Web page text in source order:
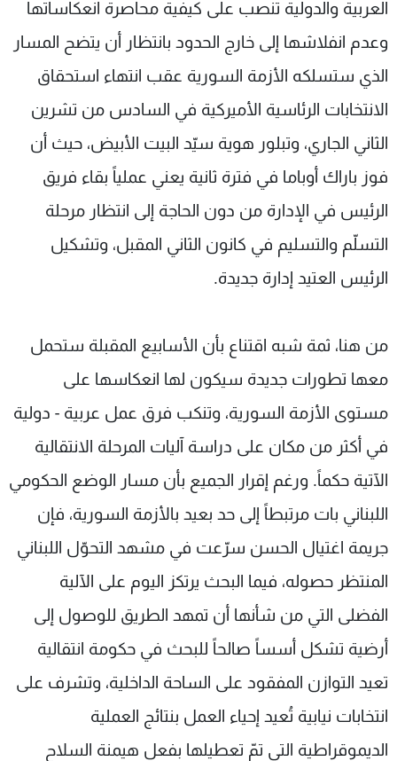
العربية والدولية تنصب على كيفية محاصرة انعكاساتها
وعدم انفلاشها إلى خارج الحدود بانتظار أن يتضح المسار
الذي ستسلكه الأزمة السورية عقب انتهاء استحقاق
الانتخابات الرئاسية الأميركية في السادس من تشرين
الثاني الجاري، وتبلور هوية سيّد البيت الأبيض، حيث أن
فوز باراك أوباما في فترة ثانية يعني عملياً بقاء فريق
الرئيس في الإدارة من دون الحاجة إلى انتظار مرحلة
التسلّم والتسليم في كانون الثاني المقبل، وتشكيل
الرئيس العتيد إدارة جديدة.
من هنا، ثمة شبه اقتناع بأن الأسابيع المقبلة ستحمل
معها تطورات جديدة سيكون لها انعكاسها على
مستوى الأزمة السورية، وتنكب فرق عمل عربية - دولية
في أكثر من مكان على دراسة آليات المرحلة الانتقالية
الآتية حكماً. ورغم إقرار الجميع بأن مسار الوضع الحكومي
اللبناني بات مرتبطاً إلى حد بعيد بالأزمة السورية، فإن
جريمة اغتيال الحسن سرّعت في مشهد التحوّل اللبناني
المنتظر حصوله، فيما البحث يرتكز اليوم على الآلية
الفضلى التي من شأنها أن تمهد الطريق للوصول إلى
أرضية تشكل أسساً صالحاً للبحث في حكومة انتقالية
تعيد التوازن المفقود على الساحة الداخلية، وتشرف على
انتخابات نيابية تُعيد إحياء العمل بنتائج العملية
الديموقراطية التي تمّ تعطيلها بفعل هيمنة السلاح